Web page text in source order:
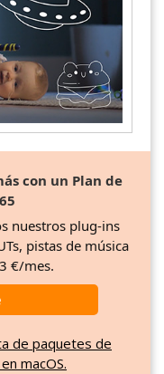
con un Plan de
nuestros plug-ins
pistas de música
€/mes.
de paquetes de
macOS.